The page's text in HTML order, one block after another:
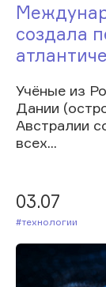
создала
Учёные из
Дании
Австралии
всех...
03.07
#Технологии